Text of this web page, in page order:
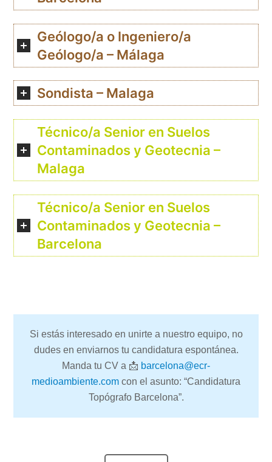
Geólogo/a o Ingeniero/a
Geólogo/a – Málaga
Sondista – Malaga
Técnico/a Senior en Suelos
Contaminados y Geotecnia –
Malaga
Técnico/a Senior en Suelos
Contaminados y Geotecnia –
Barcelona
Si estás interesado en unirte a nuestro equipo, no
dudes en enviarnos tu candidatura espontánea.
Manda tu CV a 📩 barcelona@ecr-
medioambiente.com con el asunto: “Candidatura
Topógrafo Barcelona”.